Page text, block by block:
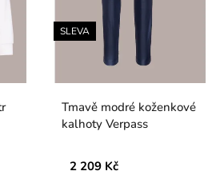
SLEVA
Tmavě modré koženkové
kalhoty Verpass
2 209 Kč